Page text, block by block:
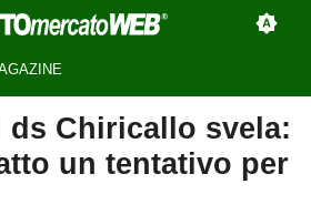
Chiricallo svela:
un tentativo per